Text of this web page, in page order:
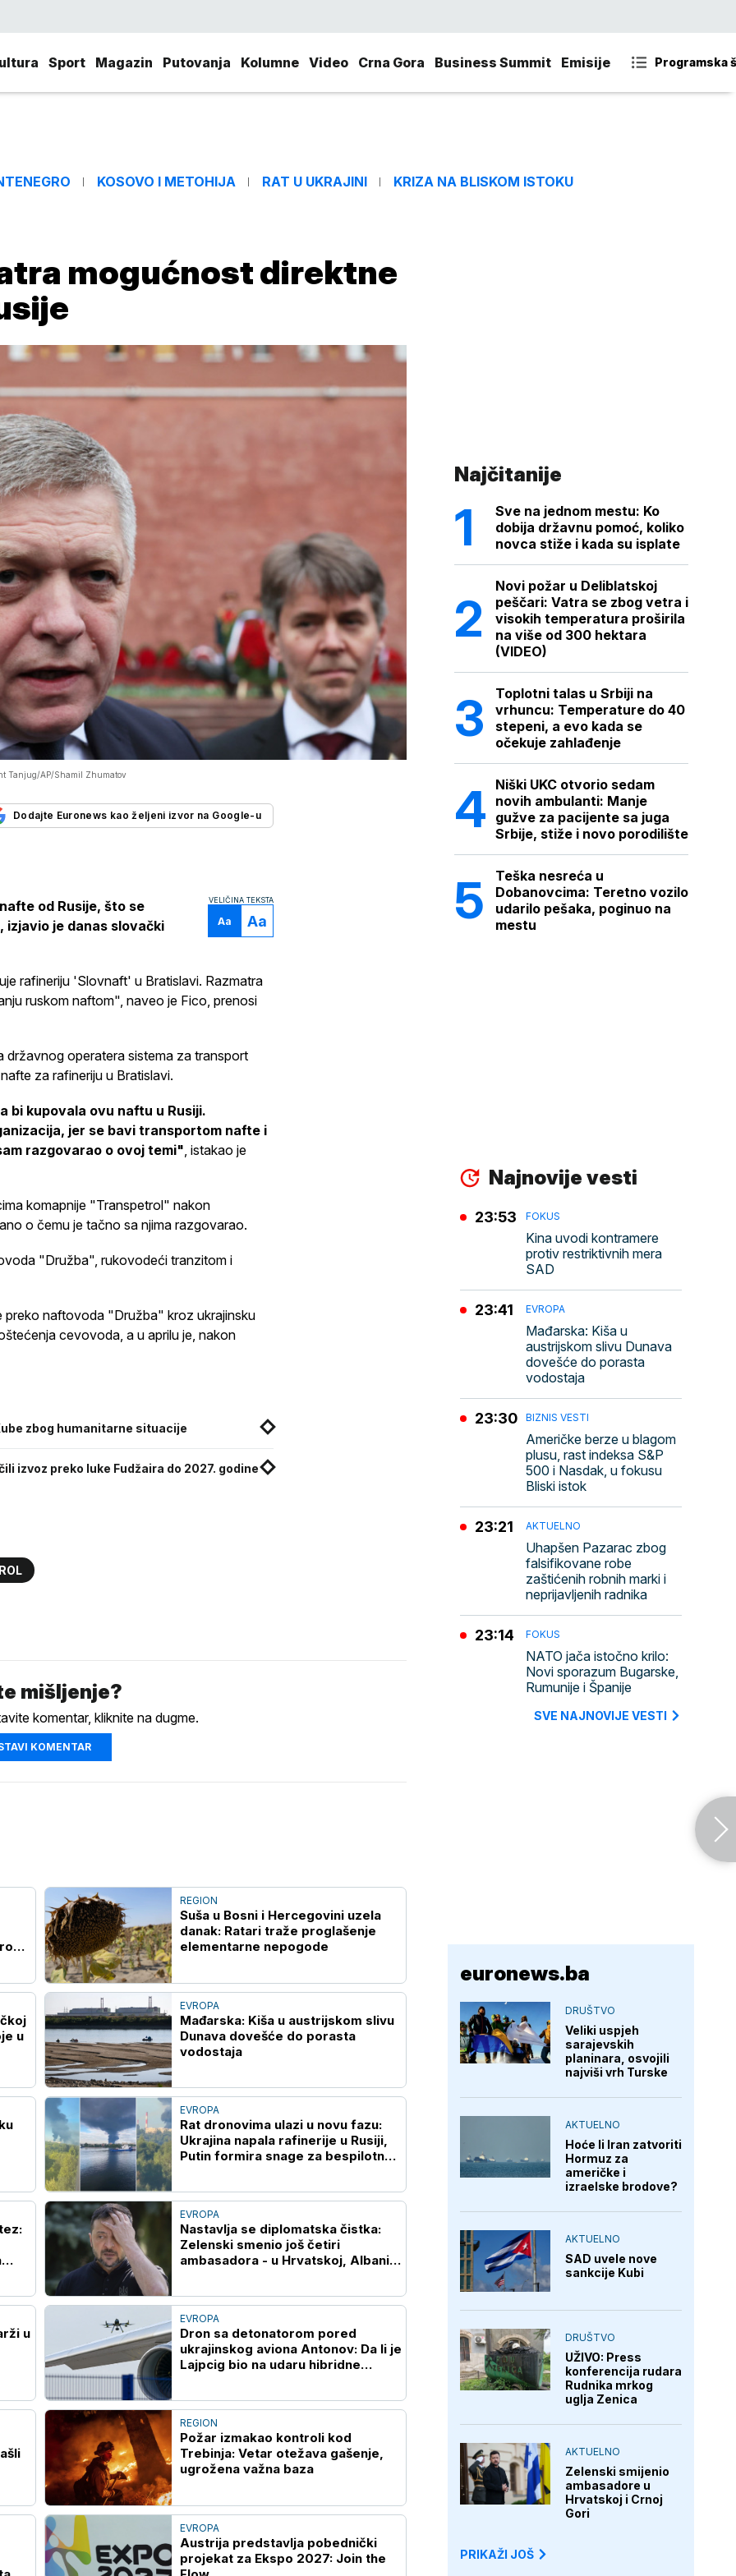
Sport Magazin Putovanja Kolumne Video Crna Gora Business Summit Emisije Programska
KOSOVO I METOHIJA RAT U UKRAJINI KRIZA NA BLISKOM ISTOKU
mogućnost direktne
Tanjug/AP/Shamil Zhumatov
Dodajte Euronews kao željeni izvor na Google-u
VELIČINA TEKSTA
Aa Aa
od Rusije, što se
izjavio je danas slovački
rafineriju 'Slovnaft' u Bratislavi. Razmatra
ruskom naftom", naveo je Fico, prenosi
državnog operatera sistema za transport
za rafineriju u Bratislavi.
bi kupovala ovu naftu u Rusiji.
jer se bavi transportom nafte i
razgovarao o ovoj temi", istakao je
komapnije "Transpetrol" nakon
o čemu je tačno sa njima razgovarao.
"Družba", rukovodeći tranzitom i
preko naftovoda "Družba" kroz ukrajinsku
cevovoda, a u aprilu je, nakon
zbog humanitarne situacije
izvoz preko luke Fudžaira do 2027. godine
mišljenje?
komentar, kliknite na dugme.
KOMENTAR
REGION
Suša u Bosni i Hercegovini uzela
danak: Ratari traže proglašenje
elementarne nepogode
u
EVROPA
Mađarska: Kiša u austrijskom slivu
Dunava dovešće do porasta
vodostaja
EVROPA
Rat dronovima ulazi u novu fazu:
Ukrajina napala rafinerije u Rusiji,
Putin formira snage za bespilotne
EVROPA
Nastavlja se diplomatska čistka:
Zelenski smenio još četiri
ambasadora - u Hrvatskoj, Albaniji,
u
EVROPA
Dron sa detonatorom pored
ukrajinskog aviona Antonov: Da li je
Lajpcig bio na udaru hibridne
REGION
Požar izmakao kontroli kod
Trebinja: Vetar otežava gašenje,
ugrožena važna baza
EVROPA
Austrija predstavlja pobednički
projekat za Ekspo 2027: Join the
Najčitanije
Sve na jednom mestu: Ko
dobija državnu pomoć, koliko
novca stiže i kada su isplate
Novi požar u Deliblatskoj
peščari: Vatra se zbog vetra i
visokih temperatura proširila
na više od 300 hektara
(VIDEO)
Toplotni talas u Srbiji na
vrhuncu: Temperature do 40
stepeni, a evo kada se
očekuje zahlađenje
Niški UKC otvorio sedam
novih ambulanti: Manje
gužve za pacijente sa juga
Srbije, stiže i novo porodilište
Teška nesreća u
Dobanovcima: Teretno vozilo
udarilo pešaka, poginuo na
mestu
Najnovije vesti
FOKUS
Kina uvodi kontramere
protiv restriktivnih mera
SAD
23:53
EVROPA
Mađarska: Kiša u
austrijskom slivu Dunava
dovešće do porasta
vodostaja
23:41
BIZNIS VESTI
Američke berze u blagom
plusu, rast indeksa S&P
500 i Nasdak, u fokusu
Bliski istok
23:30
AKTUELNO
Uhapšen Pazarac zbog
falsifikovane robe
zaštićenih robnih marki i
neprijavljenih radnika
23:21
FOKUS
NATO jača istočno krilo:
Novi sporazum Bugarske,
Rumunije i Španije
23:14
SVE NAJNOVIJE VESTI
euronews.ba
DRUŠTVO
Veliki uspjeh
sarajevskih
planinara, osvojili
najviši vrh Turske
AKTUELNO
Hoće li Iran zatvoriti
Hormuz za
američke i
izraelske brodove?
AKTUELNO
SAD uvele nove
sankcije Kubi
DRUŠTVO
UŽIVO: Press
konferencija rudara
Rudnika mrkog
uglja Zenica
AKTUELNO
Zelenski smijenio
ambasadore u
Hrvatskoj i Crnoj
Gori
PRIKAŽI JOŠ